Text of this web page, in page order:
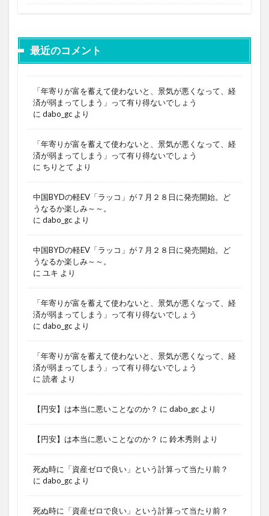
最近のコメント
「年寄りが富を蓄えて使わないと、景気が悪くなって、経
済が弱まってしまう」って有り得ないでしょう
に dabo_gc より
「年寄りが富を蓄えて使わないと、景気が悪くなって、経
済が弱まってしまう」って有り得ないでしょう
に ちりとて より
中国BYDの軽EV「ラッコ」が７月２８日に発売開始。ど
うなるか楽しみ～～。
に dabo_gc より
中国BYDの軽EV「ラッコ」が７月２８日に発売開始。ど
うなるか楽しみ～～。
に ユキ より
「年寄りが富を蓄えて使わないと、景気が悪くなって、経
済が弱まってしまう」って有り得ないでしょう
に dabo_gc より
「年寄りが富を蓄えて使わないと、景気が悪くなって、経
済が弱まってしまう」って有り得ないでしょう
に 読者 より
【円安】は本当に悪いことなのか？ に dabo_gc より
【円安】は本当に悪いことなのか？ に 鈴木秀則 より
死ぬ時に「資産ゼロで良い」という計算って当たり前？
に dabo_gc より
死ぬ時に「資産ゼロで良い」という計算って当たり前？